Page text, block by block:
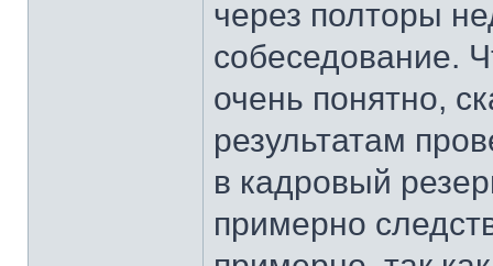
через полторы
собеседование.
очень понятно,
результатам
в кадровый
примерно